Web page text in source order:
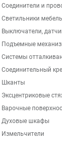
Соединители и
Светильники
Выключатели,
Подъемные
Системы
Соединительный
Шканты
Эксцентриковые
Варочные
Духовые шкафы
Измельчители